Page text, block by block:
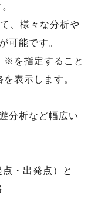
、様々な分析や
可能です。
※を指定すること
表示します。
分析など幅広い
・出発点）と